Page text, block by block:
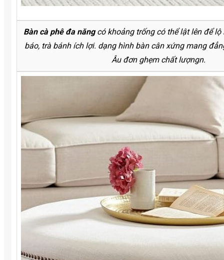
Bàn cà phê đa năngcó khoảng trống có thể lật lên để
báo, trà bánh ích lợi. dạng hình bàn cân xứng mang
Âu đơn ghẹm chất lượngn.